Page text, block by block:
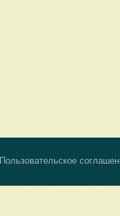
Пользовательское